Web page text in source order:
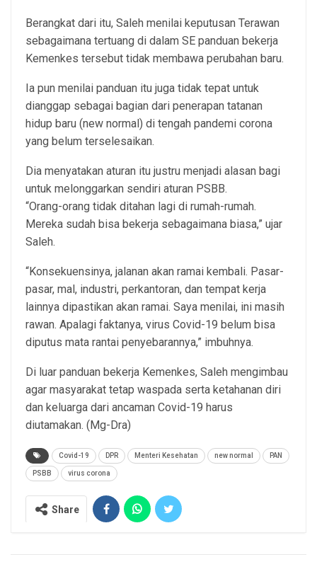
Berangkat dari itu, Saleh menilai keputusan Terawan
sebagaimana tertuang di dalam SE panduan bekerja
Kemenkes tersebut tidak membawa perubahan baru.
Ia pun menilai panduan itu juga tidak tepat untuk
dianggap sebagai bagian dari penerapan tatanan
hidup baru (new normal) di tengah pandemi corona
yang belum terselesaikan.
Dia menyatakan aturan itu justru menjadi alasan bagi
untuk melonggarkan sendiri aturan PSBB.
“Orang-orang tidak ditahan lagi di rumah-rumah.
Mereka sudah bisa bekerja sebagaimana biasa,” ujar
Saleh.
“Konsekuensinya, jalanan akan ramai kembali. Pasar-
pasar, mal, industri, perkantoran, dan tempat kerja
lainnya dipastikan akan ramai. Saya menilai, ini masih
rawan. Apalagi faktanya, virus Covid-19 belum bisa
diputus mata rantai penyebarannya,” imbuhnya.
Di luar panduan bekerja Kemenkes, Saleh mengimbau
agar masyarakat tetap waspada serta ketahanan diri
dan keluarga dari ancaman Covid-19 harus
diutamakan. (Mg-Dra)
Covid-19 DPR Menteri Kesehatan new normal PAN
PSBB virus corona
Share